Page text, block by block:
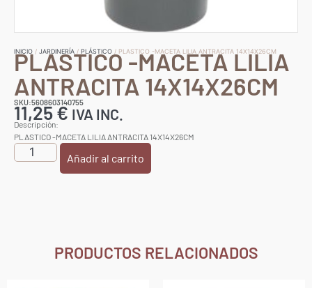
INICIO / JARDINERÍA / PLÁSTICO / PLASTICO -MACETA LILIA ANTRACITA 14X14X26CM
PLASTICO -MACETA LILIA
ANTRACITA 14X14X26CM
SKU:5608603140755
11,25€ IVA INC.
Descripción:
PLASTICO -MACETA LILIA ANTRACITA 14X14X26CM
Añadir al carrito
PRODUCTOS RELACIONADOS